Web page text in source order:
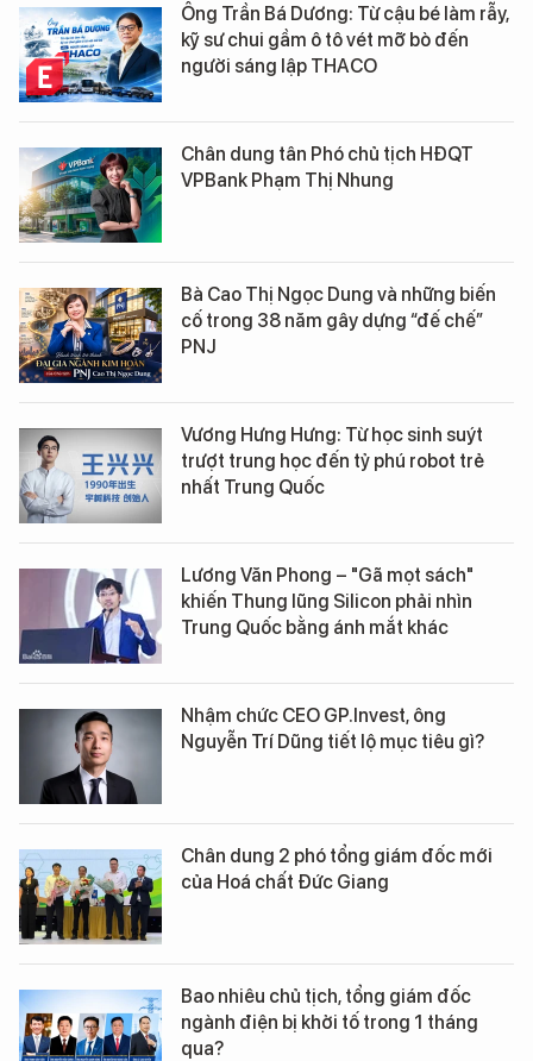
Ông Trần Bá Dương: Từ cậu bé làm rẫy,
kỹ sư chui gầm ô tô vét mỡ bò đến
người sáng lập THACO
Chân dung tân Phó chủ tịch HĐQT
VPBank Phạm Thị Nhung
Bà Cao Thị Ngọc Dung và những biến
cố trong 38 năm gây dựng “đế chế”
PNJ
Vương Hưng Hưng: Từ học sinh suýt
trượt trung học đến tỷ phú robot trẻ
nhất Trung Quốc
Lương Văn Phong – "Gã mọt sách"
khiến Thung lũng Silicon phải nhìn
Trung Quốc bằng ánh mắt khác
Nhậm chức CEO GP.Invest, ông
Nguyễn Trí Dũng tiết lộ mục tiêu gì?
Chân dung 2 phó tổng giám đốc mới
của Hoá chất Đức Giang
Bao nhiêu chủ tịch, tổng giám đốc
ngành điện bị khởi tố trong 1 tháng
qua?